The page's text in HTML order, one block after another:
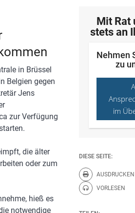
in Brüssel
Belgien gegen
Jens
zur Verfügung
die älter
oder zum
hieß es
notwendige
Mit Rat
stets an
Nehmen
zu
im
DIESE SEITE:
AUSDRUCKEN
Diese
VORLESEN
Diese